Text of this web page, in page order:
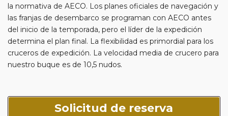
la normativa de AECO. Los planes oficiales de navegación y
las franjas de desembarco se programan con AECO antes
del inicio de la temporada, pero el líder de la expedición
determina el plan final. La flexibilidad es primordial para los
cruceros de expedición. La velocidad media de crucero para
nuestro buque es de 10,5 nudos.
Solicitud de reserva